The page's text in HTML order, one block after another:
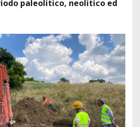
paleolitico, neolitico ed